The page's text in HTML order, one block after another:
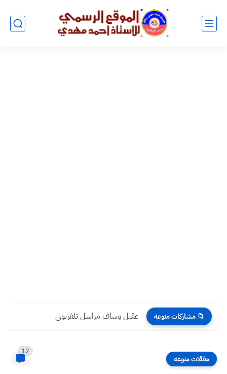
📁 مشاركات منوعه عقيل وساف مراسل تلفزيوني
مقالات منوعه
12